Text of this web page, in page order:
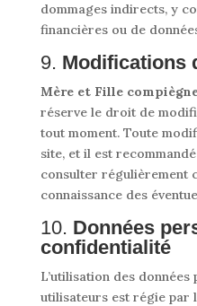
dommages indirects, y
financières ou de
9. Modifications
Mère et Fille
réserve le droit de
tout moment. Toute
site, et il est
consulter régulièrement
connaissance des
10. Données
confidentialité
L’utilisation des données
utilisateurs est régie par